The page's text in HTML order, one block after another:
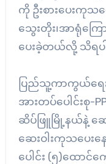
ကို ဦးစားပေးကုသပ
သွေးတိုး၊အာရုံကြ
ပေးခဲ့တယ်လို့ သိရ
ပြည်သူ့ကာကွယ်ရေ
အားတပ်ပေါင်းစု-
ဆိပ်ဖြူမြို့နယ်နဲ့ ဆ
ဆေးဝါးကုသပေး
ပေါင်း (၅)ထောင်